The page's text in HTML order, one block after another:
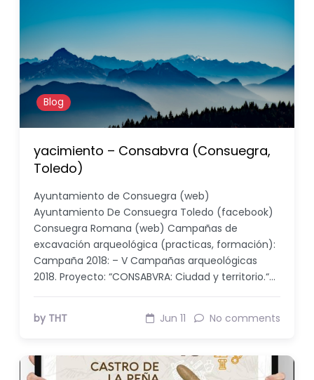
Blog
yacimiento – Consabvra (Consuegra,
Toledo)
Ayuntamiento de Consuegra (web)
Ayuntamiento De Consuegra Toledo (facebook)
Consuegra Romana (web) Campañas de
excavación arqueológica (practicas, formación):
Campaña 2018: – V Campañas arqueológicas
2018. Proyecto: “CONSABVRA: Ciudad y territorio.“…
by THT Jun 11 No comments